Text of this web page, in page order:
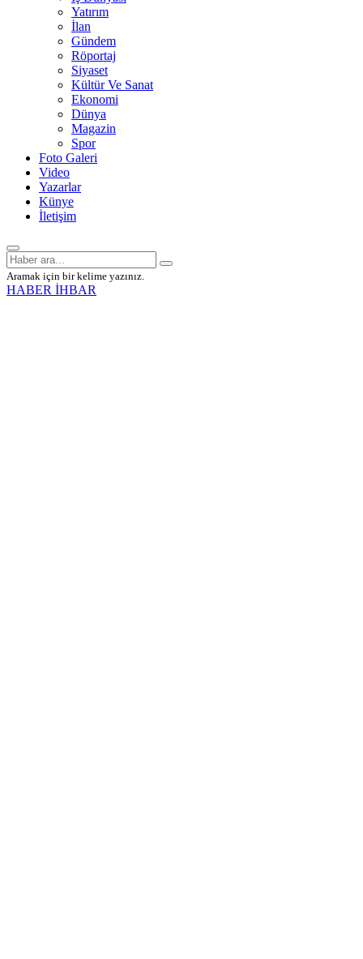
Yatırım
İlan
Gündem
Röportaj
Siyaset
Kültür Ve Sanat
Ekonomi
Dünya
Magazin
Spor
Foto Galeri
Video
Yazarlar
Künye
İletişim
Aramak için bir kelime yazınız.
HABER İHBAR